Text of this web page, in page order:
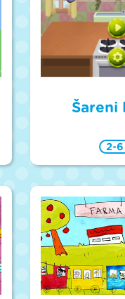
Šareni
2-6